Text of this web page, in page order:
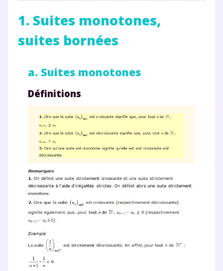
1. Suites monotones,
suites bornées
a. Suites monotones
Définitions